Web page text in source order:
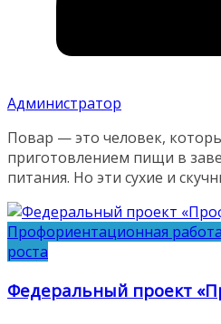
Администратор
Повар — это человек,
приготовлением пищи в
питания. Но эти сухие и
Профориентационная работа
роста
Федеральный проект